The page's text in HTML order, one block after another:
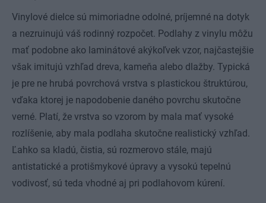
Vinylové dielce sú mimoriadne odolné, príjemné na dotyk
a nezruinujú váš rodinný rozpočet. Podlahy z vinylu môžu
mať podobne ako laminátové akýkoľvek vzor, najčastejšie
však imitujú vzhľad dreva, kameňa alebo dlažby. Typická
je pre ne hrubá povrchová vrstva s plastickou štruktúrou,
vďaka ktorej je napodobenie daného povrchu skutočne
verné. Platí, že vrstva so vzorom by mala mať vysoké
rozlíšenie, aby mala podlaha skutočne realistický vzhľad.
Ľahko sa kladú, čistia, sú rozmerovo stále, majú
antistatické a protišmykové úpravy a vysokú tepelnú
vodivosť, sú teda vhodné aj pri podlahovom kúrení.